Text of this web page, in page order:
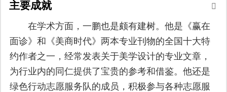
主要成就
在学术方面，一鹏也是颇有建树。他是《赢在
面诊》和《美商时代》两本专业刊物的全国十大特
约作者之一，经常发表关于美学设计的专业文章，
为行业内的同仁提供了宝贵的参考和借鉴。他还是
绿色行动志愿服务队的成员，积极参与各种志愿服